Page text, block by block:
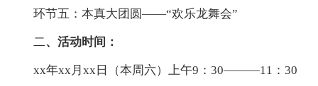
环节五：本真大团圆——“欢乐龙舞会”
二、活动时间：
xx年xx月xx日（本周六）上午9：30———11：30